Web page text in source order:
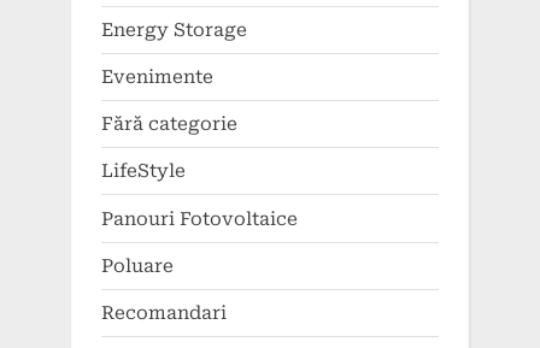
Energy Storage
Evenimente
Fără categorie
LifeStyle
Panouri Fotovoltaice
Poluare
Recomandari